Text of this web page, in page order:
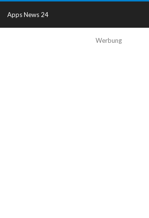
Werbung
Apps News 24